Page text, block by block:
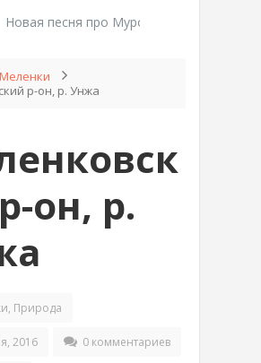
Новая песня про Муром: «Былинный
Меленки
р-он, р. Унжа
он, р.
, Природа
2016 0 комментариев